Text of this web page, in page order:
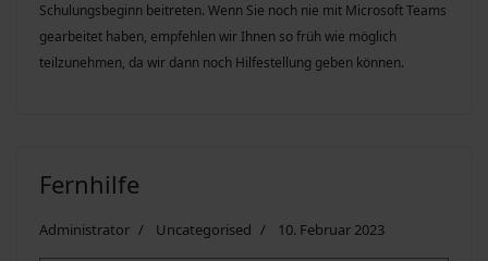
Schulungsbeginn beitreten. Wenn Sie noch nie mit Microsoft Teams
gearbeitet haben, empfehlen wir Ihnen so früh wie möglich
teilzunehmen, da wir dann noch Hilfestellung geben können.
Fernhilfe
Administrator Uncategorised 10. Februar 2023